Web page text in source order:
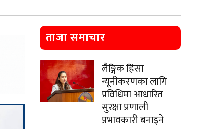
ताजा समाचार
लैङ्गिक हिंसा
न्यूनीकरणका लागि
प्रविधिमा आधारित
सुरक्षा प्रणाली
प्रभावकारी बनाइने